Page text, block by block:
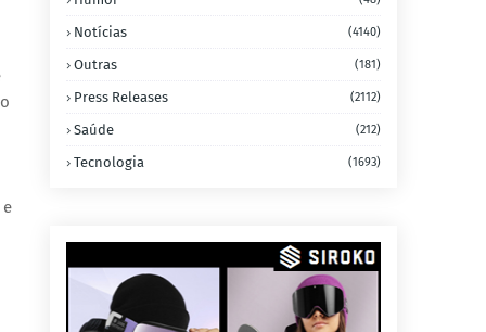
Notícias (4140)
Outras (181)
Press Releases (2112)
Saúde (212)
Tecnologia (1693)